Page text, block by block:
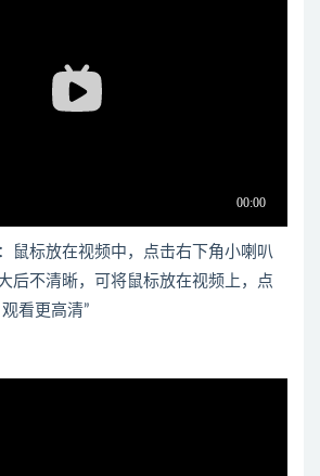
鼠标放在视频中，点击右下角小喇叭
后不清晰，可将鼠标放在视频上，点
看更高清”